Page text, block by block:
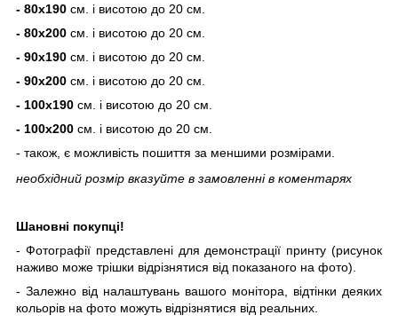
- 80х190 см. і висотою до 20 см.
- 80х200 см. і висотою до 20 см.
- 90х190 см. і висотою до 20 см.
- 90х200 см. і висотою до 20 см.
- 100х190 см. і висотою до 20 см.
- 100х200 см. і висотою до 20 см.
- також, є можливість пошиття за меншими розмірами.
необхідний розмір вказуйте в замовленні в коментарях
Шановні покупці!
- Фотографії представлені для демонстрації принту (рисунок
наживо може трішки відрізнятися від показаного на фото).
- Залежно від налаштувань вашого монітора, відтінки деяких
кольорів на фото можуть відрізнятися від реальних.